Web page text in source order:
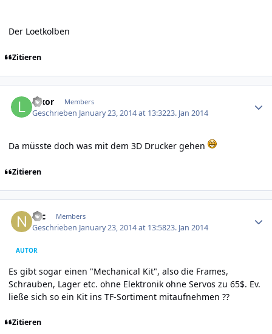
Der Loetkolben
Zitieren
luxor Members
Geschrieben January 23, 2014 at 13:3223. Jan 2014
Da müsste doch was mit dem 3D Drucker gehen
Zitieren
Nic Members
Geschrieben January 23, 2014 at 13:5823. Jan 2014
AUTOR
Es gibt sogar einen "Mechanical Kit", also die Frames,
Schrauben, Lager etc. ohne Elektronik ohne Servos zu 65$. Ev.
ließe sich so ein Kit ins TF-Sortiment mitaufnehmen ??
Zitieren